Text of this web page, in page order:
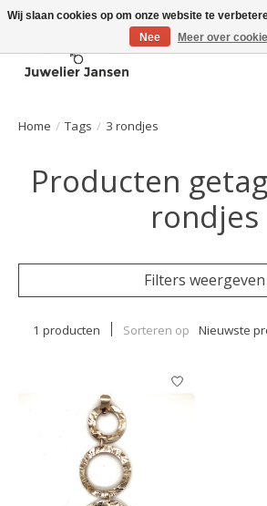
Home / Tags / 3 rondjes
Producten
rondjes
Filters weergeven
1 producten Sorteren op Nieuwste
Wij slaan cookies op om onze website te
Nee
Meer over